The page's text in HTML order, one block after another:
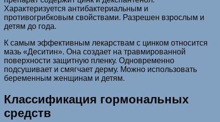
Характеризуется антибактериальным и
противогрибковым свойствами. Разрешен взрослым и
детям до года.
К самым эффективным лекарствам с цинком относится
мазь «Деситин». Она создает на травмированной
поверхности защитную пленку. Одновременно
подсушивает и смягчает дерму. Можно использовать
беременным женщинам и детям.
Классификация гормональных
средств